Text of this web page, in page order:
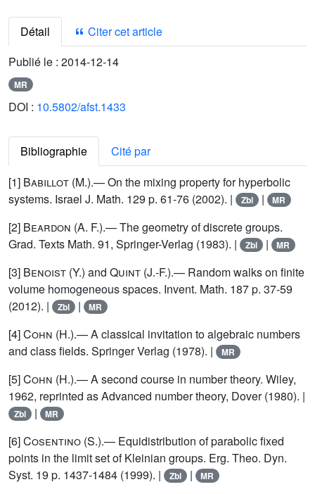
Détail
Citer cet article
Publié le : 2014-12-14
MR
DOI : 10.5802/afst.1433
Bibliographie
Cité par
[1] Babillot (M.).— On the mixing property for hyperbolic
systems. Israel J. Math. 129 p. 61-76 (2002). |
Zbl | MR
[2] Beardon (A. F.).— The geometry of discrete groups.
Grad. Texts Math. 91, Springer-Verlag (1983). |
Zbl | MR
[3] Benoist (Y.) and Quint (J.-F.).— Random walks on finite
volume homogeneous spaces. Invent. Math. 187 p. 37-59
(2012). |
Zbl | MR
[4]Cohn (H.).— A classical invitation to algebraic numbers
and class fields. Springer Verlag (1978). |
MR
[5]Cohn (H.).— A second course in number theory. Wiley,
1962, reprinted as Advanced number theory, Dover (1980). |
Zbl | MR
[6]Cosentino (S.).— Equidistribution of parabolic fixed
points in the limit set of Kleinian groups. Erg. Theo. Dyn.
Syst. 19 p. 1437-1484 (1999). |
Zbl | MR